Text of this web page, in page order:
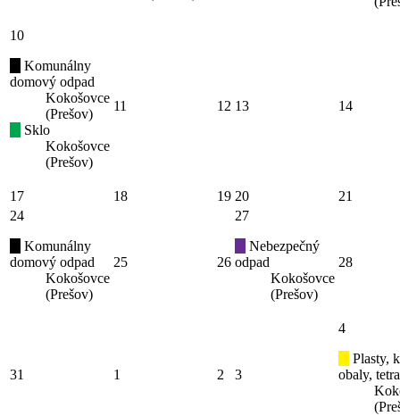
10
Komunálny
domový odpad
Kokošovce
(Prešov)
Sklo
Kokošovce
(Prešov)
11 12 13 14
17 18 19 20
21
24
Komunálny
domový odpad
Kokošovce
(Prešov)
25 26
27
Nebezpečný
odpad
Kokošovce
(Prešov)
28
31 1 2 3
4
Plasty,
obaly,